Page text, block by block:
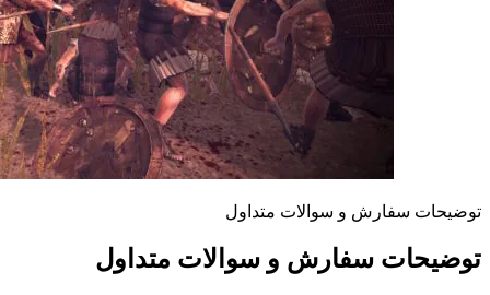
توضیحات سفارش و سوالات متداول
توضیحات سفارش و سوالات متداول